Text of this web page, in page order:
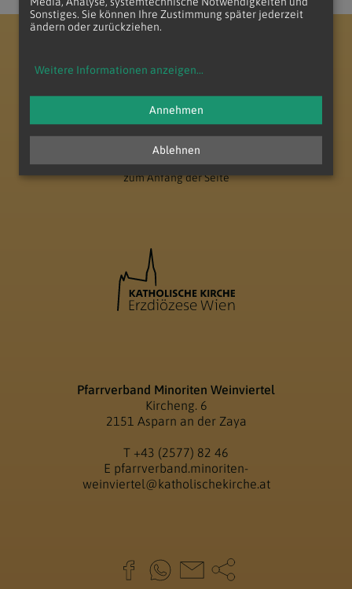
zum Anfang der Seite
Pfarrverband Minoriten Weinviertel
Kircheng. 6
2151 Asparn an der Zaya
T +43 (2577) 82 46
E pfarrverband.minoriten-
weinviertel@katholischekirche.at
Sonstiges. Sie können Ihre Zustimmung später jederzeit
ändern oder zurückziehen.
Weitere Informationen anzeigen...
Ablehnen
Annehmen